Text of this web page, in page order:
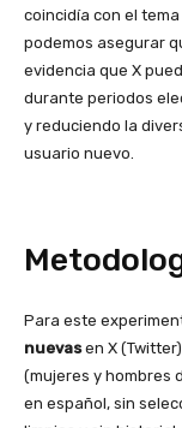
coincidía con el
podemos asegurar
evidencia que X
durante periodos
y reduciendo la
usuario nuevo.
Para este
nuevasen X
(mujeres y hombres
en español, sin